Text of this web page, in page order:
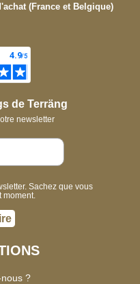
(France et Belgique)
de Terräng
newsletter
Sachez que vous
moment.
?